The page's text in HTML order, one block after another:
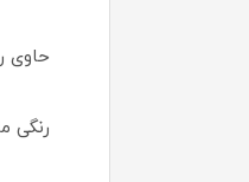
حاوی
رنگی